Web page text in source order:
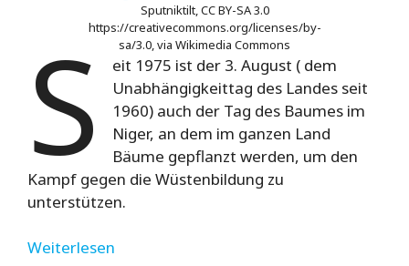
Sputniktilt, CC BY-SA 3.0
https://creativecommons.org/licenses/by-
sa/3.0, via Wikimedia Commons
S
eit 1975 ist der 3. August ( dem
Unabhängigkeittag des Landes seit
1960) auch der Tag des Baumes im
Niger, an dem im ganzen Land
Bäume gepflanzt werden, um den
Kampf gegen die Wüstenbildung zu
unterstützen.
Weiterlesen